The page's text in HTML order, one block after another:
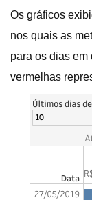
Os gráficos
nos quais as
para os dias em
vermelhas